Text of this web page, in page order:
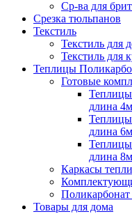
Ср-ва для
Срезка тюльпанов
Текстиль
Текстиль для
Текстиль для
Теплицы
Готовые
длина 4м
длина 6м
длина 8м
Каркасы
Товары для дома